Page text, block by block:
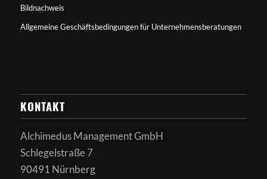
Bildnachweis
Allgemeine Geschäftsbedingungen für Unternehmensberatungen
KONTAKT
Alchimedus Management GmbH
Schlegelstraße 7
90491 Nürnberg